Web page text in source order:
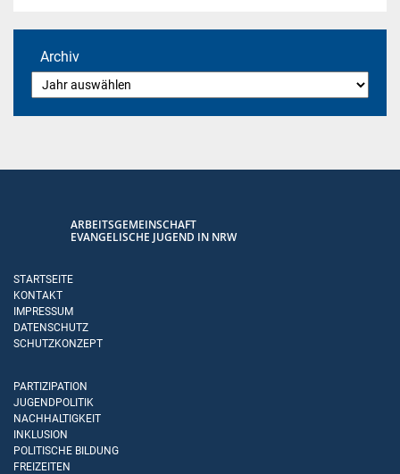
Archiv
ARBEITSGEMEINSCHAFT
EVANGELISCHE JUGEND IN NRW
STARTSEITE
KONTAKT
IMPRESSUM
DATENSCHUTZ
SCHUTZKONZEPT
PARTIZIPATION
JUGENDPOLITIK
NACHHALTIGKEIT
INKLUSION
POLITISCHE BILDUNG
FREIZEITEN